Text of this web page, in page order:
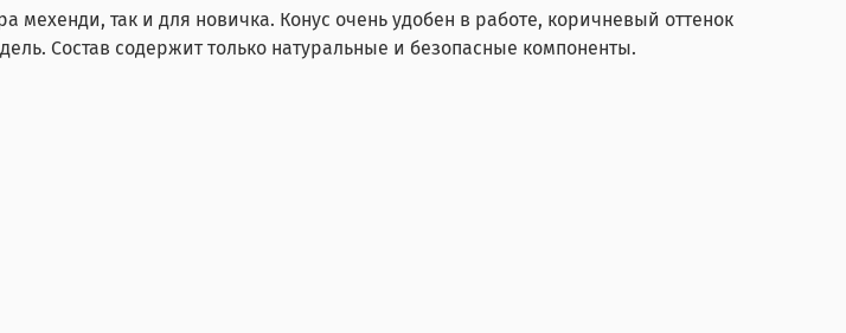
так и для новичка. Конус очень удобен в работе, коричневый оттенок
Состав содержит только натуральные и безопасные компоненты.